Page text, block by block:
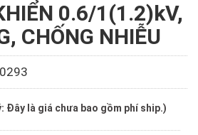
0.6/1(1.2)kV,
CHỐNG NHIỄU
Đây là giá chưa bao gồm phí ship.)